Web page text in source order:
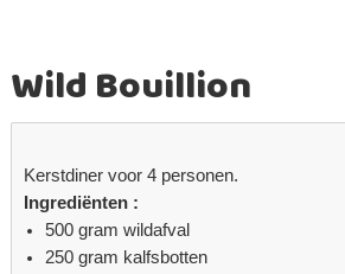
Wild Bouillion
Kerstdiner voor 4 personen.
Ingrediënten :
500 gram wildafval
250 gram kalfsbotten